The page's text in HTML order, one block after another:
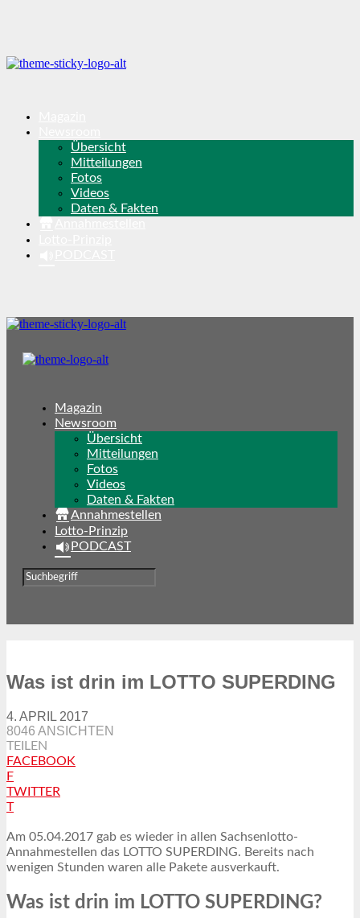
Übersicht
Mitteilungen
Fotos
Videos
Daten & Fakten
Magazin
Newsroom
Übersicht
Mitteilungen
Fotos
Videos
Daten & Fakten
Annahmestellen
Lotto-Prinzip
PODCAST
Was ist drin im LOTTO SUPERDING
4. APRIL 2017
8046 ANSICHTEN
TEILEN
FACEBOOK
F
TWITTER
T
Am 05.04.2017 gab es wieder in allen Sachsenlotto-
Annahmestellen das LOTTO SUPERDING. Bereits nach
wenigen Stunden waren alle Pakete ausverkauft.
Was ist drin im LOTTO SUPERDING?